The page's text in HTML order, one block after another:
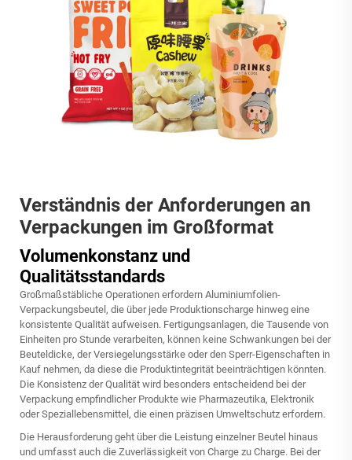
Verständnis der Anforderungen an
Verpackungen im Großformat
Volumenkonstanz und
Qualitätsstandards
Großmaßstäbliche Operationen erfordern Aluminiumfolien-
Verpackungsbeutel, die über jede Produktionscharge hinweg eine
konsistente Qualität aufweisen. Fertigungsanlagen, die Tausende von
Einheiten pro Stunde verarbeiten, können keine Schwankungen bei der
Beuteldicke, der Versiegelungsstärke oder den Sperr-Eigenschaften in
Kauf nehmen, da diese die Produktintegrität beeinträchtigen könnten.
Die Konsistenz der Qualität wird besonders entscheidend bei der
Verpackung empfindlicher Produkte wie Pharmazeutika, Elektronik
oder Speziallebensmittel, die einen präzisen Umweltschutz erfordern.
Die Herausforderung geht über die Leistung einzelner Beutel hinaus
und umfasst auch die Zuverlässigkeit von Charge zu Charge. Bei der